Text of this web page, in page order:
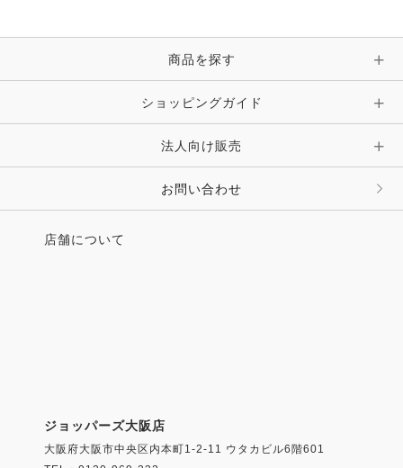
時計・財布・キーケース・革小物
キーホルダー・チャーム・ストラップ
その他 ファッション雑貨
ピン・ブローチ・コサージュ
その他 アクセサリー
商品を探す
ショッピングガイド
法人向け販売
お問い合わせ
店舗について
ジョッパーズ大阪店
大阪府大阪市中央区内本町1-2-11 ウタカビル6階601